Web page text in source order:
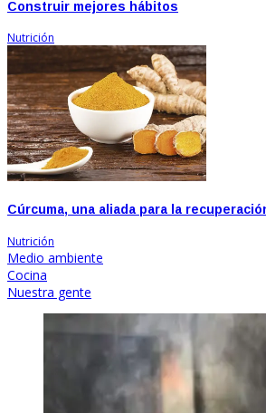
Construir mejores hábitos
Nutrición
Cúrcuma, una aliada para la
Nutrición
Medio ambiente
Cocina
Nuestra gente